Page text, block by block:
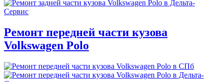
Ремонт передней части кузова
Volkswagen Polo